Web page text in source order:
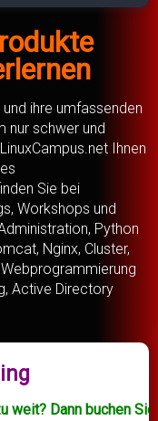
ihre umfassenden
nur schwer und
Ihnen
Sie bei
Workshops und
Python
Nginx, Cluster,
Webprogrammierung
Active Directory
weit? Dann buchen